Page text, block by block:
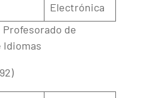
Electrónica
Profesorado de
Idiomas